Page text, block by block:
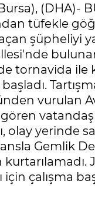
(DHA)-
tüfekle
şüpheliyi
tornavida
vurulan
gören
olay yerinde
Gemlik
için çalışma